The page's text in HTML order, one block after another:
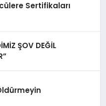
Sertifikaları
ŞOV DEĞİL